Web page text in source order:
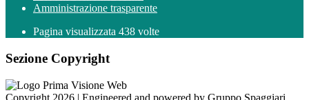
Amministrazione trasparente
Pagina visualizzata 438 volte
Sezione Copyright
Copyright 2026 | Engineered and powered by Gruppo Spaggiari